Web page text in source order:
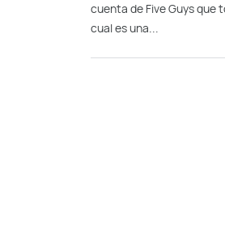
cuenta de Five Guys que
cual es una...